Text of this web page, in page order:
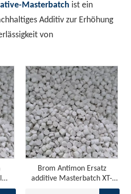
Ist es besser, Copolymer -Flammschutzmittel oder Homopolymerflammschutzmittel für Copolymer -Flamme -Repräsentanten zu wählen?
-Blatt verwendet normalerweise
Synergistic Flame Retardant Effect of Intumescent Flame Retardant in PP
die erweiterte
Masterbatch ist ein
Additiv zur Erhöhung
von
Brom Antimon Ersatz
additive Masterbatch XT-